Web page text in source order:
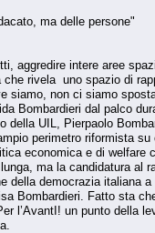
ma delle persone"
aggredire intere aree
rivela uno spazio di
siamo, non ci siamo
Bombardieri dal palco
della UIL, Pierpaolo
perimetro riformista
economica e di welfare
ma la candidatura al
della democrazia italiana
Bombardieri. Fatto sta
l’AvantI! un punto della